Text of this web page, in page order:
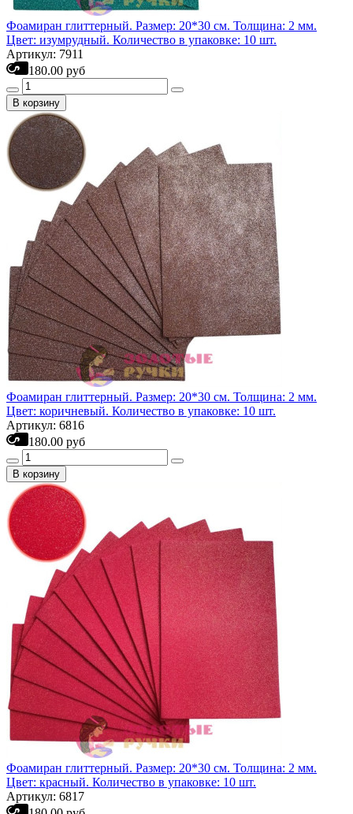
Фоамиран глиттерный. Размер: 20*30 см. Толщина: 2 мм.
Цвет: изумрудный. Количество в упаковке: 10 шт.
Артикул: 7911
180.00 руб
В корзину
Фоамиран глиттерный. Размер: 20*30 см. Толщина: 2 мм.
Цвет: коричневый. Количество в упаковке: 10 шт.
Артикул: 6816
180.00 руб
В корзину
Фоамиран глиттерный. Размер: 20*30 см. Толщина: 2 мм.
Цвет: красный. Количество в упаковке: 10 шт.
Артикул: 6817